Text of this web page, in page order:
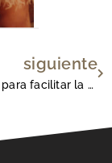
siguiente
Tecnología para facilitar la contabilidad de tu empresa